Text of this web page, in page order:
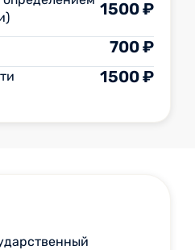
1500 ₽
700 ₽
1500 ₽